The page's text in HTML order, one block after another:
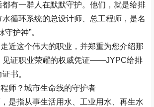
都有一群人在默默守护。他们，就是给排
水循环系统的总设计师、总工程师，是名
守护神”。
近这个伟大的职业，并郑重为您介绍那
证职业荣耀的权威凭证——JYPC给排
书。
师？城市生命线的守护者
是指从事生活用水、工业用水、再生水